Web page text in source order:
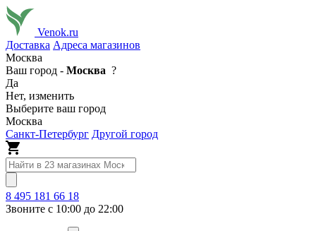
Venok.ru
Доставка Адреса магазинов
Москва
Ваш город - Москва ?
Да
Нет, изменить
Выберите ваш город
Москва
Санкт-Петербург Другой город
8 495 181 66 18
Звоните с 10:00 до 22:00